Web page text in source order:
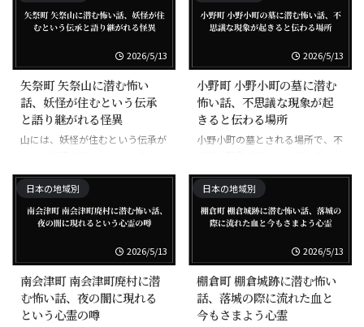
2026/5/13
矢祭町 矢祭山に潜む怖い
話、妖怪が住むという伝承
と語り継がれる怪異
山には、妖怪が住むという伝承が
2026/5/13
小野町 小野小町の墓に潜む
怖い話、不思議な現象が起
きると伝わる場所
小野小町の墓とされる場所で、不
日本の地域別
2026/5/13
南会津町 南会津町廃村に潜
む怖い話、夜の闇に現れる
という心霊の噂
日本の地域別
2026/5/13
棚倉町 棚倉城跡に潜む怖い
話、落城の際に流れた血と
今もさまよう心霊